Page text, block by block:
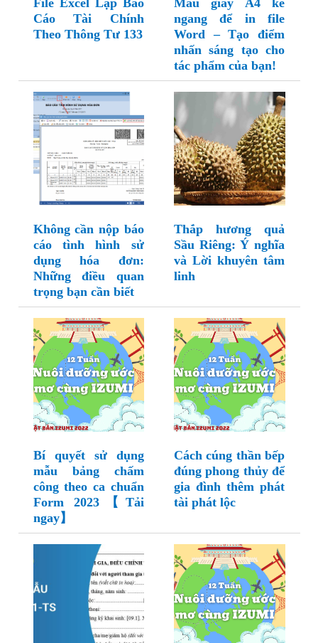
File Excel Lập Báo
Cáo Tài Chính
Theo Thông Tư 133
Mẫu giấy A4 kẻ
ngang để in file
Word – Tạo điểm
nhấn sáng tạo cho
tác phẩm của bạn!
Không cần nộp báo
cáo tình hình sử
dụng hóa đơn:
Những điều quan
trọng bạn cần biết
Thắp hương quả
Sầu Riêng: Ý nghĩa
và Lời khuyên tâm
linh
Bí quyết sử dụng
mẫu bảng chấm
công theo ca chuẩn
Form 2023【Tải
ngay】
Cách cúng thần bếp
đúng phong thủy để
gia đình thêm phát
tài phát lộc